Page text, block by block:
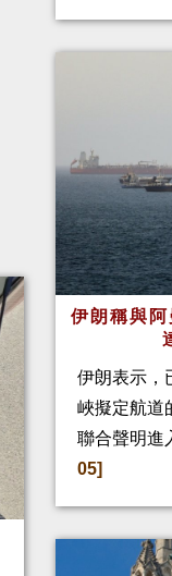
伊朗稱與
伊朗表示，
峽擬定航道
聯合聲明進
05]